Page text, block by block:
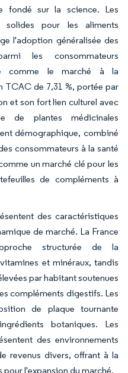
fondé sur la science. Les
solides pour les aliments
l'adoption généralisée des
les consommateurs
comme le marché à la
TCAC de 7,31 %, portée par
et son fort lien culturel avec
de plantes médicinales
démographique, combiné
consommateurs à la santé
un marché clé pour les
de compléments à
des caractéristiques
de marché. La France
structurée de la
et minéraux, tandis
par habitant soutenues
compléments digestifs. Les
de plaque tournante
botaniques. Les
des environnements
revenus divers, offrant à la
l'expansion du marché.